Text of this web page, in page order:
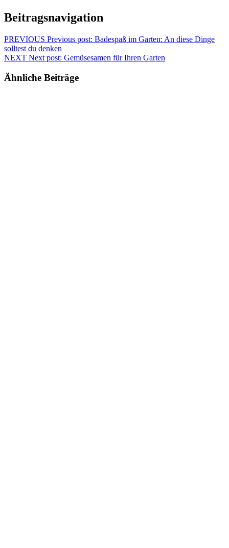
Beitragsnavigation
PREVIOUS Previous post: Badespaß im Garten: An diese Dinge
solltest du denken
NEXT Next post: Gemüsesamen für Ihren Garten
Ähnliche Beiträge